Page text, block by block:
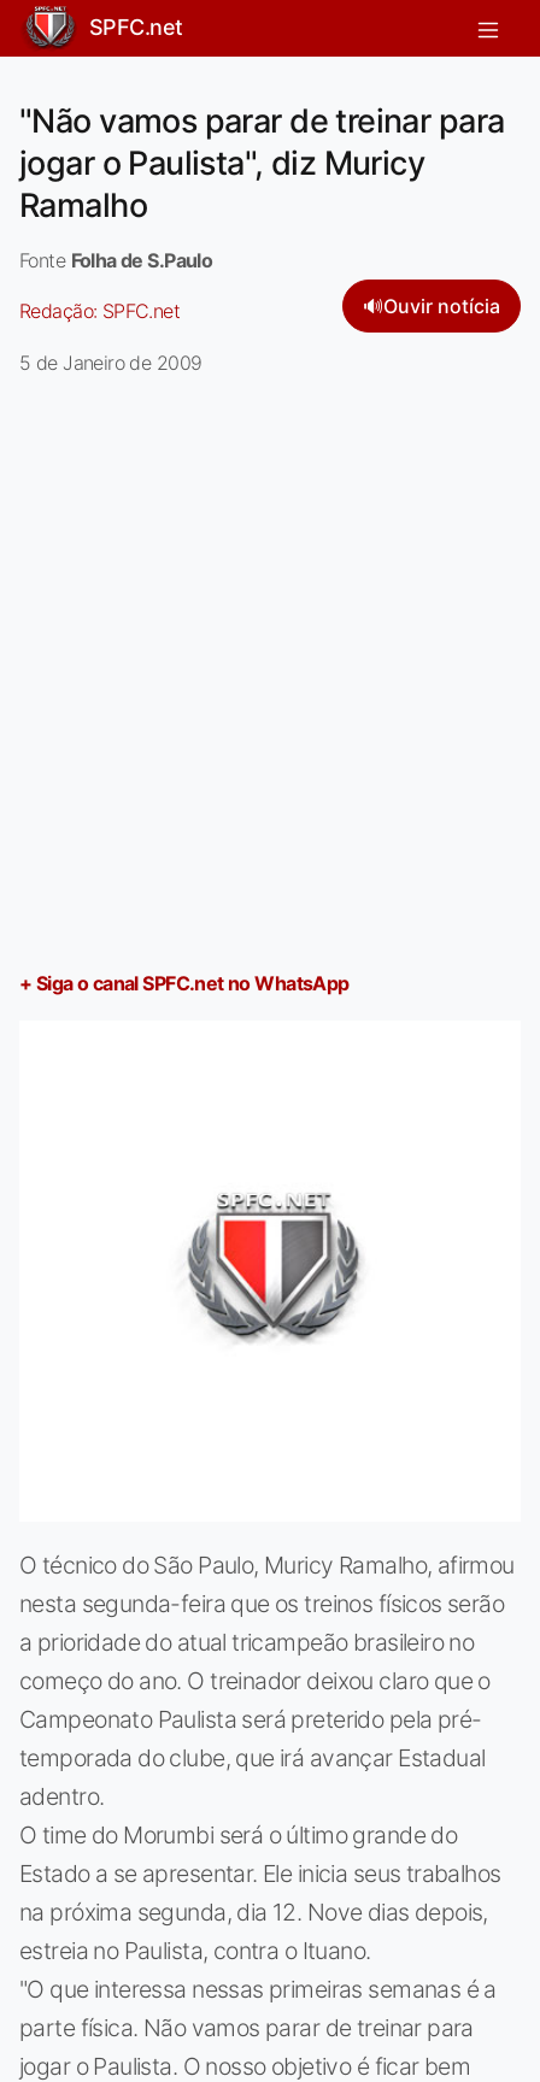
SPFC.net
"Não vamos parar de treinar para
jogar o Paulista", diz Muricy
Ramalho
Fonte Folha de S.Paulo
Redação: SPFC.net 🔊Ouvir notícia
5 de Janeiro de 2009
+ Siga o canal SPFC.net no WhatsApp
O técnico do São Paulo, Muricy Ramalho, afirmou
nesta segunda-feira que os treinos físicos serão
a prioridade do atual tricampeão brasileiro no
começo do ano. O treinador deixou claro que o
Campeonato Paulista será preterido pela pré-
temporada do clube, que irá avançar Estadual
adentro.
O time do Morumbi será o último grande do
Estado a se apresentar. Ele inicia seus trabalhos
na próxima segunda, dia 12. Nove dias depois,
estreia no Paulista, contra o Ituano.
"O que interessa nessas primeiras semanas é a
parte física. Não vamos parar de treinar para
jogar o Paulista. O nosso objetivo é ficar bem